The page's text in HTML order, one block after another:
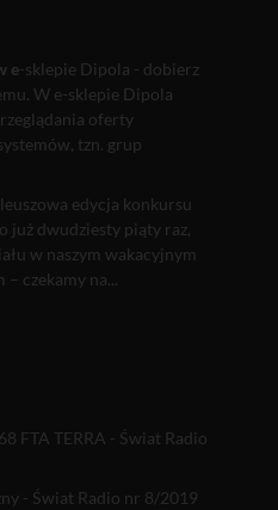
e-sklepie Dipola - dobierz
W e-sklepie Dipola
oferty
tzn. grup
edycja konkursu
już dwudziesty piąty raz,
w naszym wakacyjnym
czekamy na...
FTA TERRA - Świat Radio
- Świat Radio nr 8/2019